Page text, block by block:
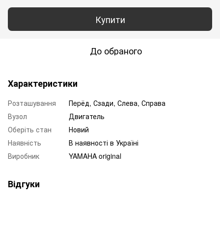
Купити
До обраного
Характеристики
Розташування
Пepёд, Сзади, Слева, Справа
Вузол
Двигатель
Оберіть стан
Новий
Наявність
В наявності в Україні
Виробник
YAMAHA original
Відгуки